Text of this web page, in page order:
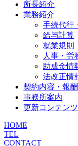
所長紹介
業務紹介
手続代行
給与計算
就業規則
人事・労
助成金情
法改正情
契約内容・報
事務所案内
更新コンテンツ
HOME
TEL
CONTACT